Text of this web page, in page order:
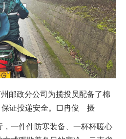
邮政分公司为揽投员配备了棉
保证投递安全。□冉俊 摄
一件件防寒装备、一杯杯暖心